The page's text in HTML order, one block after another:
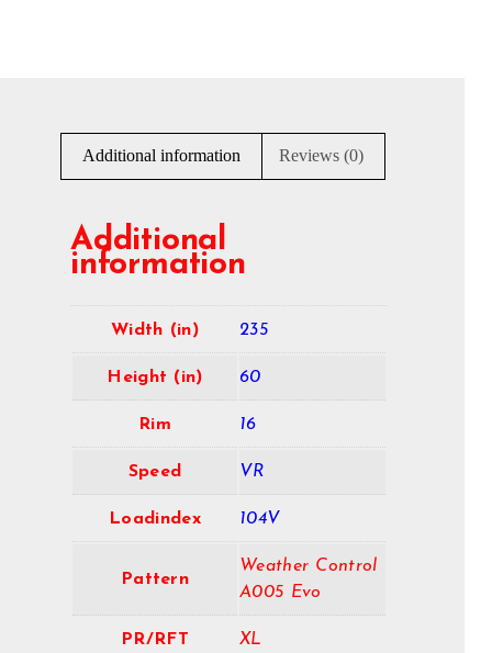
Additional information Reviews (0)
Additional
information
Width (in) 235
Height (in) 60
Rim 16
Speed VR
Loadindex 104V
Pattern
Weather Control
A005 Evo
PR/RFT XL